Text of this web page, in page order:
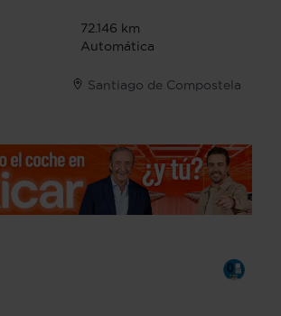
72.146 km
Automática
Santiago de Compostela